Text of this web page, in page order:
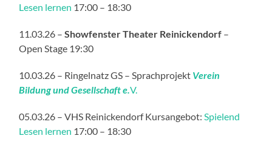
Lesen lernen 17:00 – 18:30
11.03.26 –Showfenster Theater Reinickendorf –
Open Stage 19:30
10.03.26 – Ringelnatz GS – Sprachprojekt Verein
Bildung und Gesellschaft e.V.
05.03.26 – VHS Reinickendorf Kursangebot: Spielend
Lesen lernen 17:00 – 18:30